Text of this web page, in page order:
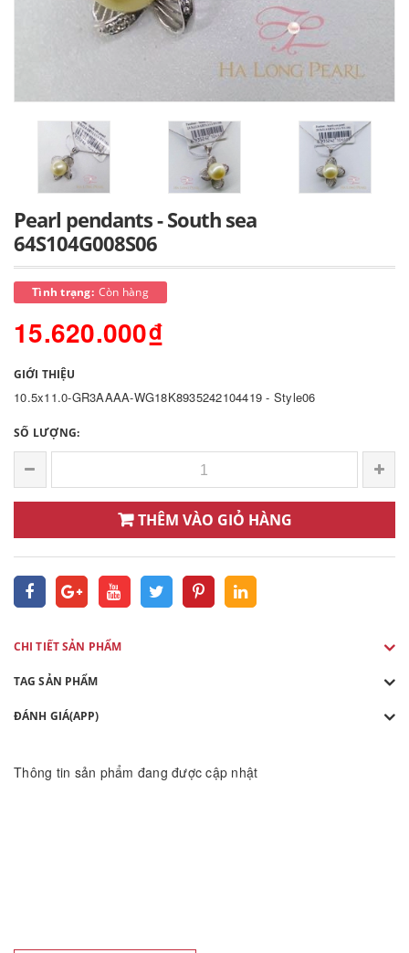
Pearl pendants - South sea
64S104G008S06
Tình trạng: Còn hàng
15.620.000₫
GIỚI THIỆU
10.5x11.0-GR3AAAA-WG18K8935242104419 - Style06
SỐ LƯỢNG:
THÊM VÀO GIỎ HÀNG
CHI TIẾT SẢN PHẨM
TAG SẢN PHẨM
ĐÁNH GIÁ(APP)
Thông tin sản phẩm đang được cập nhật